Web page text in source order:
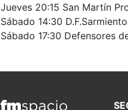
Jueves 20:15 San Martín
Sábado 14:30
Sábado 17:30 Defensores